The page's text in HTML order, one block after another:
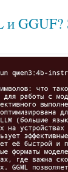
и